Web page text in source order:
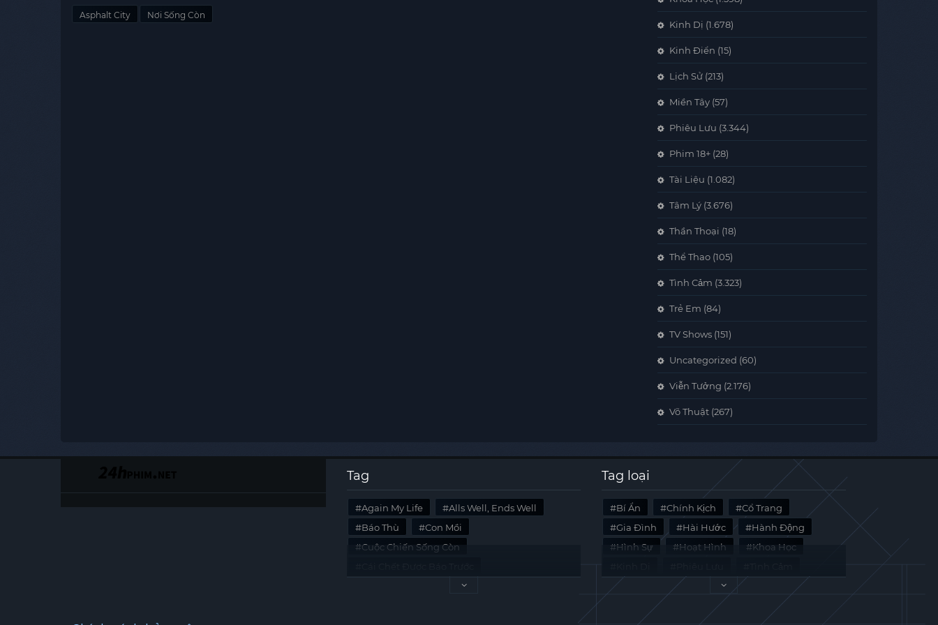
Asphalt City Nơi Sống Còn
Kinh Dị (1.678)
Kinh Điển (15)
Lịch Sử (213)
Miền Tây (57)
Phiêu Lưu (3.344)
Phim 18+ (28)
Tài Liệu (1.082)
Tâm Lý (3.676)
Thần Thoại (18)
Thể Thao (105)
Tình Cảm (3.323)
Trẻ Em (84)
TV Shows (151)
Uncategorized (60)
Viễn Tưởng (2.176)
Võ Thuật (267)
Tag
Again My Life
Alls Well, Ends Well
Báo Thù
Con Mồi
Cuộc Chiến Sống Còn
Last Summer
Tag loại
Bí Ẩn Chính Kịch
Cổ Trang
Gia Đình
Hài Hước
Hành Động
Hình Sự
Hoạt Hình
Khoa Học
Tài Liệu
Tâm Lý Viễn Tưởng